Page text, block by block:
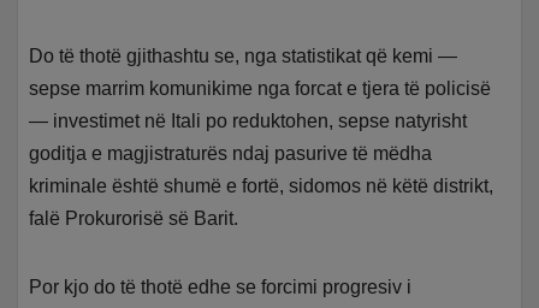
Do të thotë gjithashtu se, nga statistikat që kemi —
sepse marrim komunikime nga forcat e tjera të policisë
— investimet në Itali po reduktohen, sepse natyrisht
goditja e magjistraturës ndaj pasurive të mëdha
kriminale është shumë e fortë, sidomos në këtë distrikt,
falë Prokurorisë së Barit.
Por kjo do të thotë edhe se forcimi progresiv i